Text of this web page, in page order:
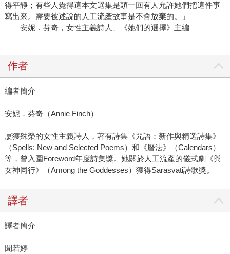
得平靜；有些人覺得這本文選集是頭一回有人允許她們把這件事
寫出來。需要被述說的人工流產故事是不會放棄的。」
——安妮．芬奇，女性主義詩人、《她們的選擇》主編
作者
編者簡介
安妮．芬奇（Annie Finch）
屢獲殊榮的女性主義詩人，著有詩集《咒語：新作與精選詩集》
（Spells: New and Selected Poems）和《曆法》（Calendars）
等，曾入圍Foreword年度詩集獎。她關於人工流產的儀式劇《與
女神同行》（Among the Goddesses）獲得Sarasvati詩歌獎。
譯者
譯者簡介
聞若婷